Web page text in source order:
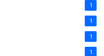
1
1
1
1